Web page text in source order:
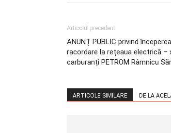
Articolul precedent
ANUNȚ PUBLIC privind
racordare la rețeaua electrică –
carburanți PETROM Râmnicu
ARTICOLE SIMILARE DE LA